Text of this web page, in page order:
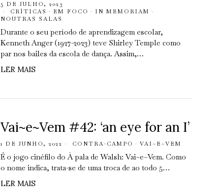
5 DE JULHO, 2023
CRÍTICAS · EM FOCO · IN MEMORIAM ·
NOUTRAS SALAS
Durante o seu período de aprendizagem escolar,
Kenneth Anger (1927-2023) teve Shirley Temple como
par nos bailes da escola de dança. Assim,…
LER MAIS
Vai~e~Vem #42: ‘an eye for an I’
1 DE JUNHO, 2022 CONTRA-CAMPO · VAI~E~VEM
É o jogo cinéfilo do À pala de Walsh: Vai~e~Vem. Como
o nome indica, trata-se de uma troca de ao todo 5…
LER MAIS